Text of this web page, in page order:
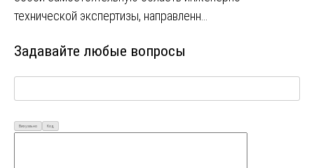
технической экспертизы, направленн…
Задавайте любые вопросы
Визуально Код